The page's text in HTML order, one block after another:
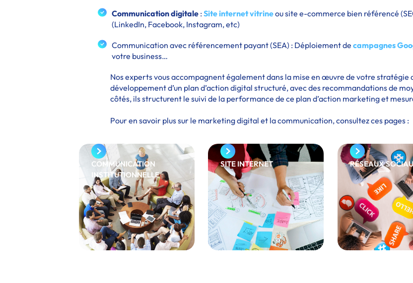
Communication digitale:Site internet vitrineou site e-commerce bien référencé
(LinkedIn, Facebook, Instagram, etc)
Communication avec référencement payant (SEA) : Déploiement de campagnes
votre business…
Nos experts vous accompagnent également dans la mise en œuvre de votre
développement d’un plan d’action digital structuré, avec des recommandations de
côtés, ils structurent le suivi de la performance de ce plan d’action marketing et
Pour en savoir plus sur le marketing digital et la communication, consultez ces pages :
COMMUNICATION
INSTITUTIONNELLE
SITE INTERNET RÉSEAUX